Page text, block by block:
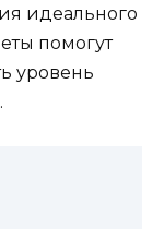
идеального
помогут
уровень